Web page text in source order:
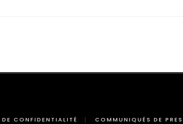
CONFIDENTIALITÉ COMMUNIQUÉS DE